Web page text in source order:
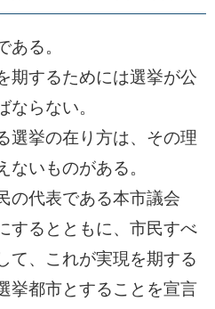
ある。
期するためには選挙が公
ならない。
選挙の在り方は、その理
ないものがある。
の代表である本市議会
するとともに、市民すべ
て、これが実現を期する
挙都市とすることを宣言